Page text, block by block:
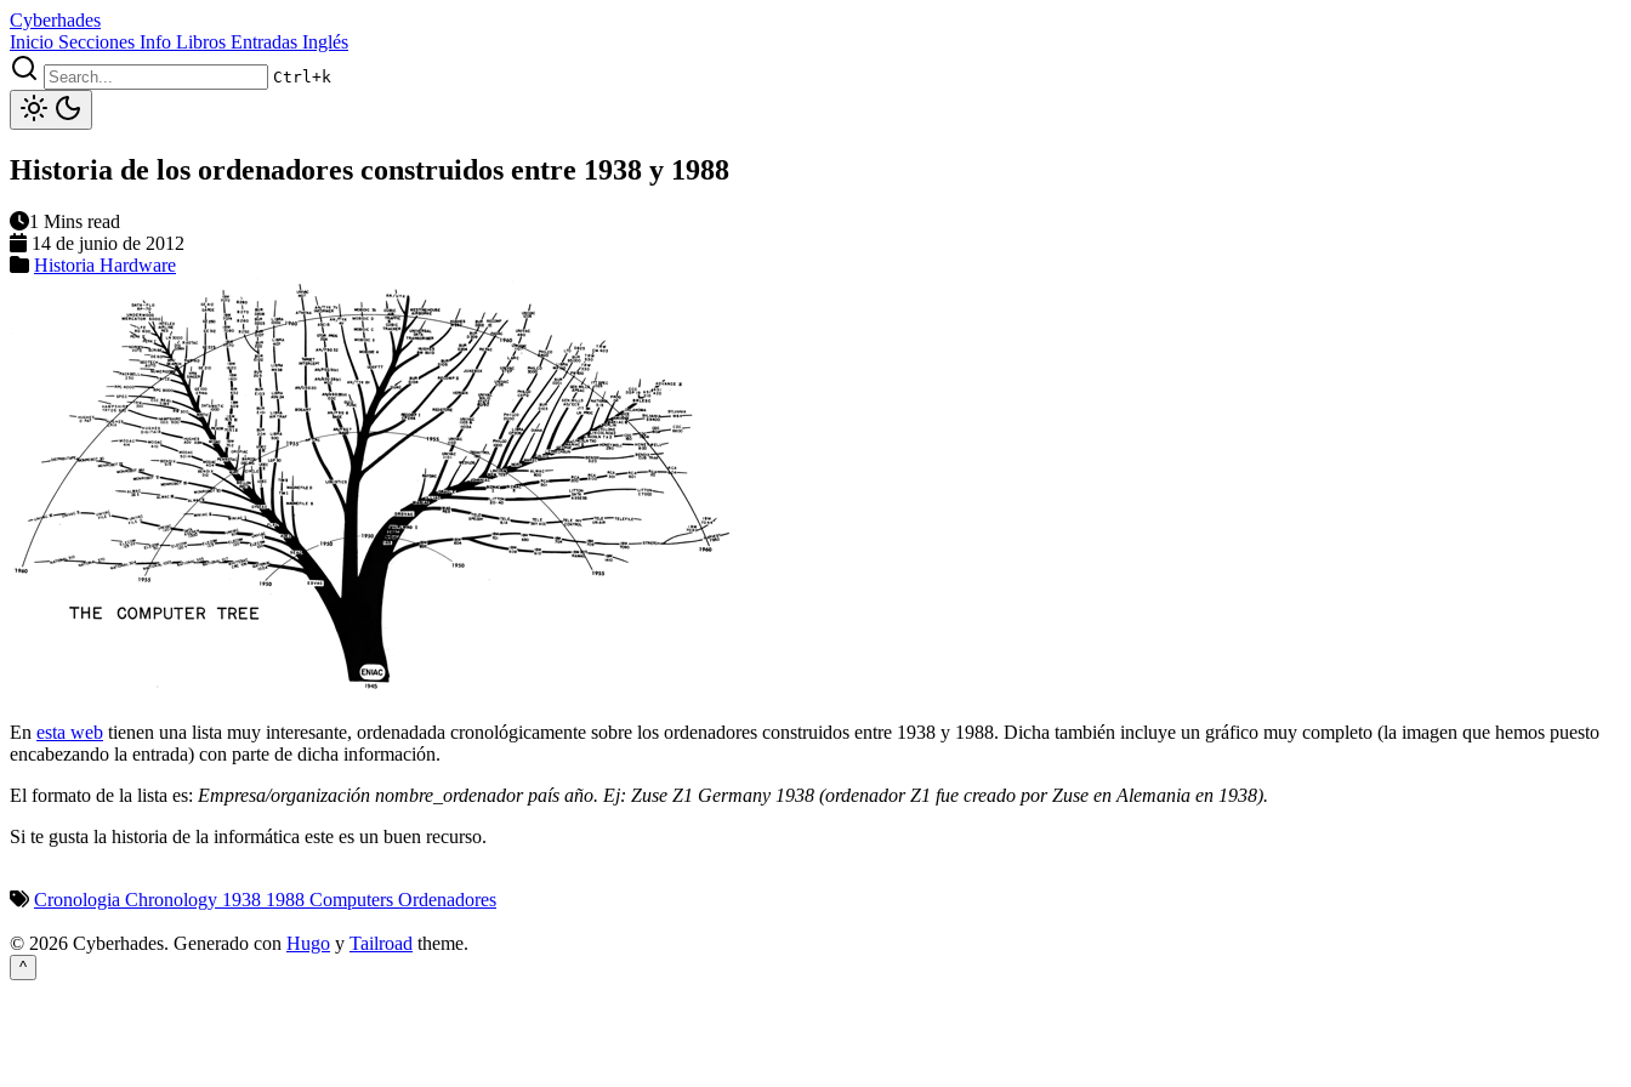
Cyberhades
Inicio Secciones Info Libros Entradas Inglés
Ctrl+k
Historia de los ordenadores construidos entre 1938 y 1988
1 Mins read
14 de junio de 2012
Historia Hardware
En esta web tienen una lista muy interesante, ordenadada cronológicamente sobre los ordenadores construidos entre 1938 y 1988. Dicha también incluye un gráfico muy completo (la imagen que hemos puesto
encabezando la entrada) con parte de dicha información.
El formato de la lista es: Empresa/organización nombre_ordenador país año. Ej: Zuse Z1 Germany 1938 (ordenador Z1 fue creado por Zuse en Alemania en 1938).
Si te gusta la historia de la informática este es un buen recurso.
Cronologia Chronology 1938 1988 Computers Ordenadores
© 2026 Cyberhades. Generado con Hugo y Tailroad theme.
^